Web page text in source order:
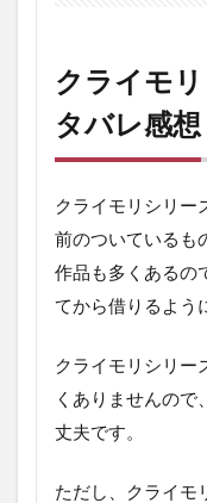
クライモ
タバレ感想
クライモリシリー
前のついているも
作品も多くあるの
てから借りるよう
クライモリシリー
くありませんの
丈夫です。
ただし、クライモ